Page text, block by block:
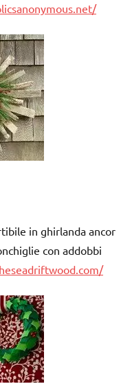
in ghirlanda ancor
con addobbi